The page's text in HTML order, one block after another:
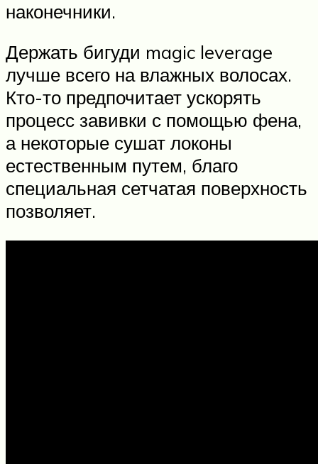
наконечники.
Держать бигуди magic leverage
лучше всего на влажных волосах.
Кто-то предпочитает ускорять
процесс завивки с помощью фена,
а некоторые сушат локоны
естественным путем, благо
специальная сетчатая поверхность
позволяет.